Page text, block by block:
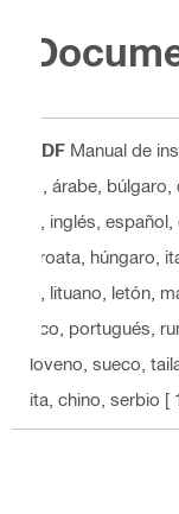
PDF Manual de
, árabe,
o, inglés,
croata, húngaro,
o, lituano, letón,
aco, portugués,
loveno, sueco,
ita, chino, serbio [